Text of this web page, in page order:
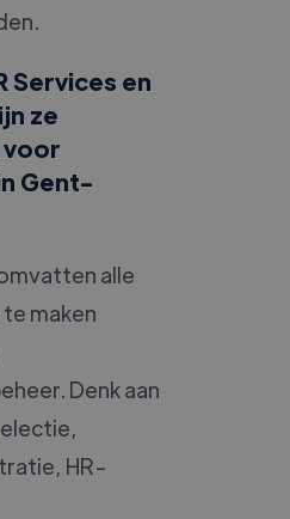
Services en
ze
voor
Gent-
alle
maken
Denk aan
HR-